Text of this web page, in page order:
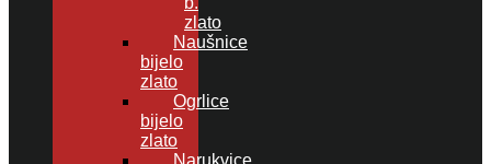
zlato
Naušnice
bijelo
zlato
Ogrlice
bijelo
zlato
Narukvice